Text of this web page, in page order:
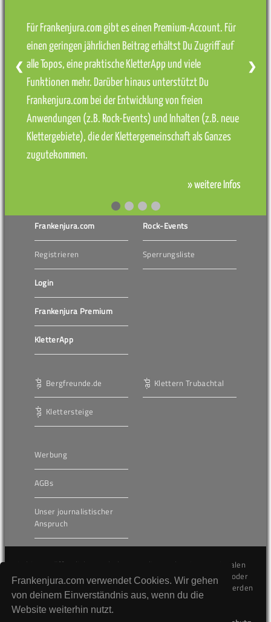
Frankenjura.com verwendet Cookies. Wir gehen
von deinem Einverständnis aus, wenn du die
Website weiterhin nutzt.
Für Frankenjura.com gibt es einen Premium-Account. Für
einen geringen jährlichen Beitrag erhältst Du Zugriff auf
alle Topos, eine praktische KletterApp und viele
Funktionen mehr. Darüber hinaus unterstützt Du
Frankenjura.com bei der Entwicklung von freien
Anwendungen (z.B. Rock-Events) und Inhalten (z.B. neue
Klettergebiete), die der Klettergemeinschaft als Ganzes
zugutekommen.
» weitere Infos
❮ ❯
Frankenjura.com
Registrieren
Login
Frankenjura Premium
KletterApp
Rock-Events
Sperrungsliste
Bergfreunde.de
Klettersteige
Klettern Trubachtal
Werbung
AGBs
Unser journalistischer
Anspruch
Die hier veröffentlichten Inhalte unterliegen dem internationalen
Urheberrecht (Copyright) und dürfen nicht kopiert, verändert oder
unverändert wiederveröffentlicht werden. Gegen Verstöße werden
wir auf juristischem Wege vorgehen.